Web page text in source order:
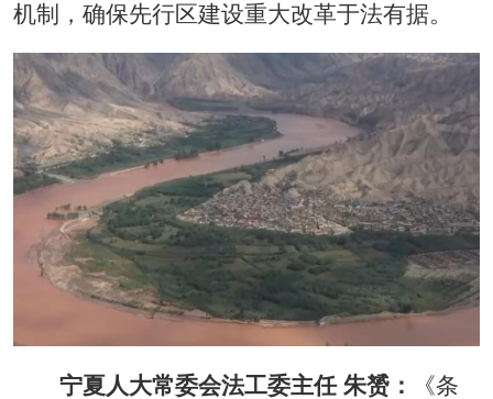
机制，确保先行区建设重大改革于法有据。
宁夏人大常委会法工委主任 朱赟：
《条